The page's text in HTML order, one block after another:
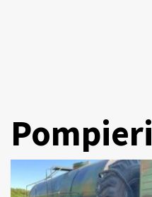
Pompieri